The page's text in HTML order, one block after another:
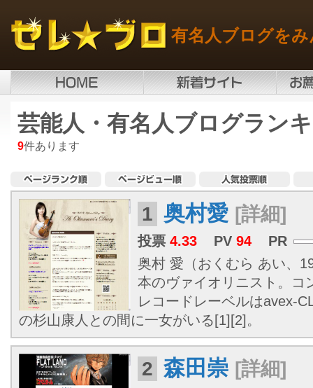
有名人ブログを
芸能人・有名人ブログラン
9件あります
1 奥村愛 [詳細]
投票 4.33 PV 94
PR
奥村 愛（おくむら あい、
本のヴァイオリニスト。コ
レコードレーベルはavex-
の杉山康人との間に一女がいる[1][2]。
2 森田崇 [詳細]